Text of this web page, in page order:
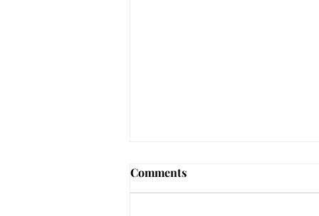
Comments